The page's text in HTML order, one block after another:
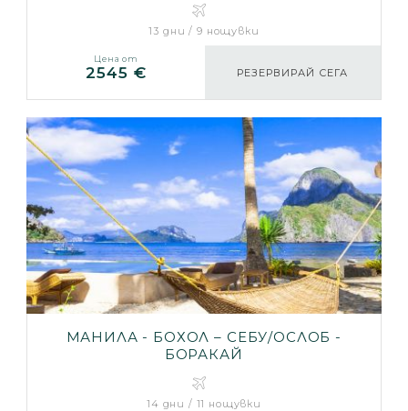
13 дни / 9 нощувки
Цена от
2545 € РЕЗЕРВИРАЙ СЕГА
MАНИЛА - БОХОЛ – СЕБУ/ОСЛОБ -
БОРАКАЙ
14 дни / 11 нощувки